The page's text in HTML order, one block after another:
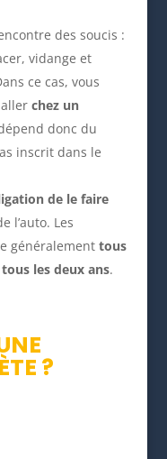
des soucis :
vidange et
ce cas, vous
chez un
donc du
inscrit dans le
de le faire
l’auto. Les
généralement tous
les deux ans.
?